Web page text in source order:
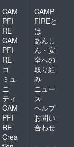
きます
※プラン
購入の
際、必
ず備考
欄に掲
載を希
望され
るお名
前をご
記入く
ださい
※テスト
配信、
打ち上
げ配信
だきま
す ※写
真集へ
のクレ
ジット
は、今
回制作
予定の
Live2D
モデル
とその
コスプ
レの写
真集
（デジ
タル版
カメラ
マンで
のシェ
アはで
きませ
ん） ■
共通あ
りがと
うボイ
ス ■サ
イン入
りKV壁
紙 ■初
配信お
名前記
載（特
CAM
PFI
RE
CAM
PFI
RE
コ
ミュ
ニ
ティ
CAM
PFI
RE
Crea
CAMP
FIREと
は
あんし
ん・安
全への
取り組
み
ニュー
ス
ヘルプ
お問い
合わせ